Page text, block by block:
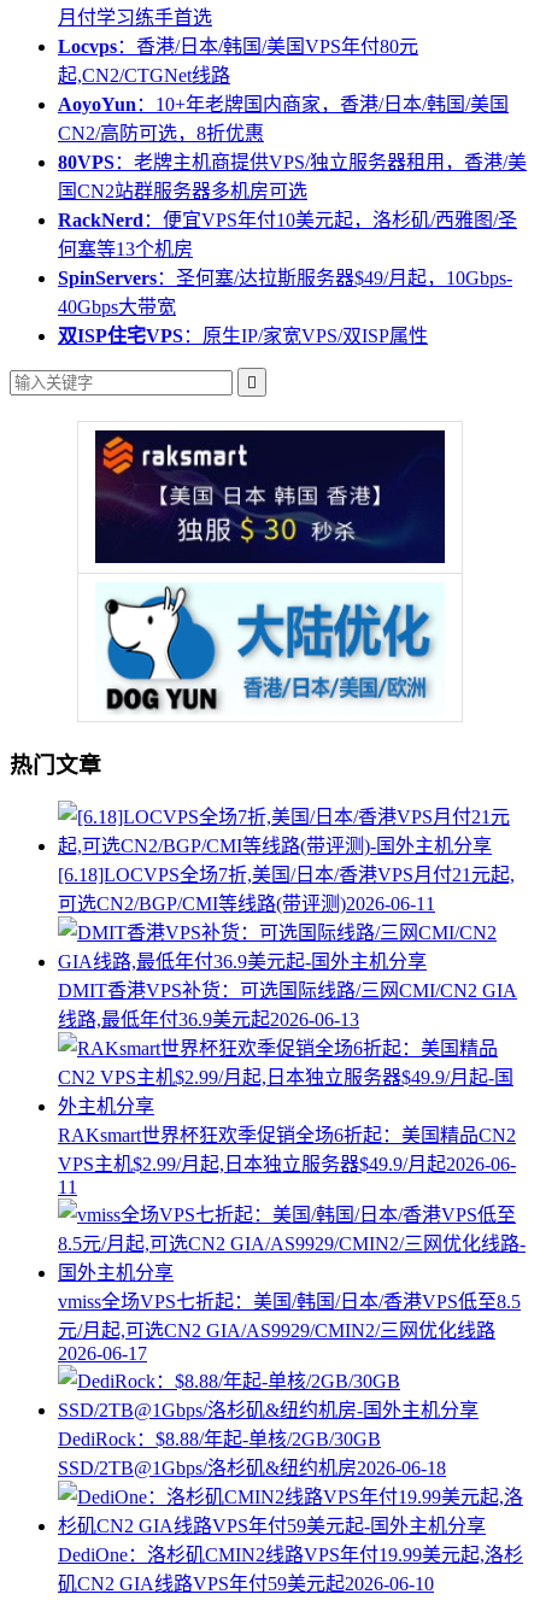
月付学习练手首选
Locvps：香港/日本/韩国/美国VPS年付80元
起,CN2/CTGNet线路
AoyoYun ：10+年老牌国内商家，香港/日本/韩国/美国
CN2/高防可选，8折优惠
80VPS：老牌主机商提供VPS/独立服务器租用，香港/美
国CN2站群服务器多机房可选
RackNerd ：便宜VPS年付10美元起，洛杉矶/西雅图/圣
何塞等13个机房
SpinServers：圣何塞/达拉斯服务器$49/月起，10Gbps-
40Gbps大带宽
双ISP住宅VPS：原生IP/家宽VPS/双ISP属性

热门文章
[6.18]LOCVPS全场7折,美国/日本/香港VPS月付21元起,
可选CN2/BGP/CMI等线路(带评测)2026-06-11
DMIT香港VPS补货：可选国际线路/三网CMI/CN2 GIA
线路,最低年付36.9美元起2026-06-13
RAKsmart世界杯狂欢季促销全场6折起：美国精品CN2
VPS主机$2.99/月起,日本独立服务器$49.9/月起2026-06-
11
vmiss全场VPS七折起：美国/韩国/日本/香港VPS低至8.5
元/月起,可选CN2 GIA/AS9929/CMIN2/三网优化线路
2026-06-17
DediRock：$8.88/年起-单核/2GB/30GB
SSD/2TB@1Gbps/洛杉矶&纽约机房2026-06-18
DediOne：洛杉矶CMIN2线路VPS年付19.99美元起,洛杉
矶CN2 GIA线路VPS年付59美元起2026-06-10